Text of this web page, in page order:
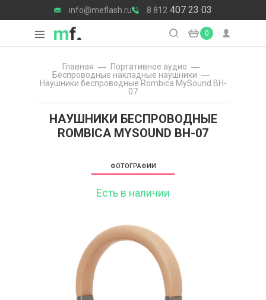
info@meflash.ru 8 812 407 23 03
0
Главная
Портативное аудио
Беспроводные накладные наушники
Наушники беспроводные Rombica MySound BH-
07
НАУШНИКИ БЕСПРОВОДНЫЕ
ROMBICA MYSOUND BH-07
ФОТОГРАФИИ
Есть в наличии